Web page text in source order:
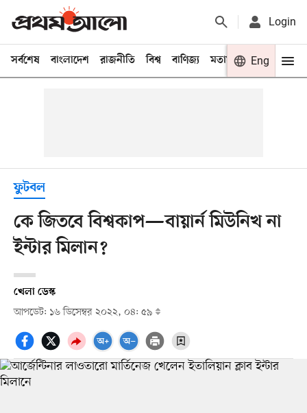
Login
সর্বশেষ বাংলাদেশ রাজনীতি বিশ্ব বাণিজ্য মতামত খেলা
Eng
ফুটবল
কে জিতবে বিশ্বকাপ—বায়ার্ন মিউনিখ না
ইন্টার মিলান?
খেলা ডেস্ক
আপডেট: ১৬ ডিসেম্বর ২০২২, ০৪: ৫৯